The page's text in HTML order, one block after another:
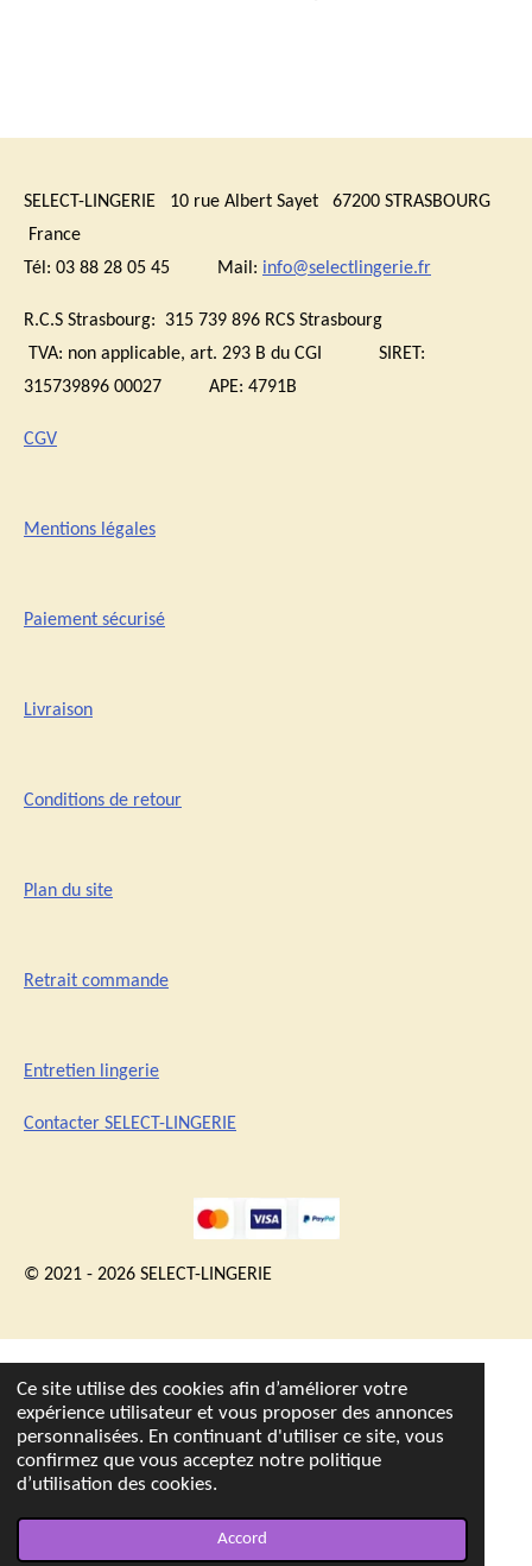
Ce site utilise des cookies afin d’améliorer votre
expérience utilisateur et vous proposer des annonces
personnalisées. En continuant d'utiliser ce site, vous
confirmez que vous acceptez notre politique
d’utilisation des cookies.
Accord
SELECT-LINGERIE 10 rue Albert Sayet 67200 STRASBOURG
France
Tél: 03 88 28 05 45 Mail: info@selectlingerie.fr
R.C.S Strasbourg: 315 739 896 RCS Strasbourg
TVA: non applicable, art. 293 B du CGI SIRET:
315739896 00027 APE: 4791B
CGV
Mentions légales
Paiement sécurisé
Livraison
Conditions de retour
Plan du site
Retrait commande
Entretien lingerie
Contacter SELECT-LINGERIE
© 2021 - 2026 SELECT-LINGERIE